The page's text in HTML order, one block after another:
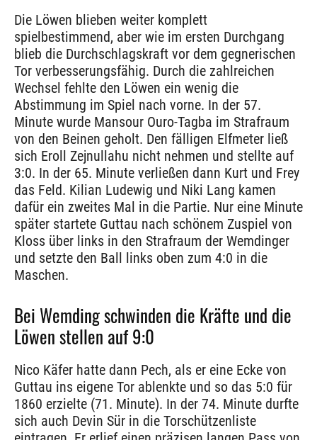
Die Löwen blieben weiter komplett
spielbestimmend, aber wie im ersten Durchgang
blieb die Durchschlagskraft vor dem gegnerischen
Tor verbesserungsfähig. Durch die zahlreichen
Wechsel fehlte den Löwen ein wenig die
Abstimmung im Spiel nach vorne. In der 57.
Minute wurde Mansour Ouro-Tagba im Strafraum
von den Beinen geholt. Den fälligen Elfmeter ließ
sich Eroll Zejnullahu nicht nehmen und stellte auf
3:0. In der 65. Minute verließen dann Kurt und Frey
das Feld. Kilian Ludewig und Niki Lang kamen
dafür ein zweites Mal in die Partie. Nur eine Minute
später startete Guttau nach schönem Zuspiel von
Kloss über links in den Strafraum der Wemdinger
und setzte den Ball links oben zum 4:0 in die
Maschen.
Bei Wemding schwinden die Kräfte und die
Löwen stellen auf 9:0
Nico Käfer hatte dann Pech, als er eine Ecke von
Guttau ins eigene Tor ablenkte und so das 5:0 für
1860 erzielte (71. Minute). In der 74. Minute durfte
sich auch Devin Sür in die Torschützenliste